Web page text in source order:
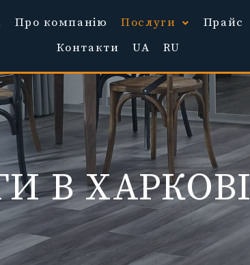
Про компанію Послуги Прайс
Контакти
UA RU
В ХАРКОВІ